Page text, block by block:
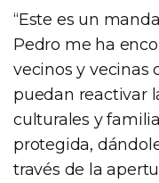
“Este es un
Pedro me ha
vecinos y vecinas
puedan reactivar
culturales y
protegida,
través de la